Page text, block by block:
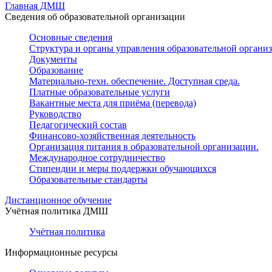
Главная ДМШ
Сведения об образовательной организации
Основные сведения
Структура и органы управления образовательной
Документы
Образование
Материально-техн. обеспечение. Доступная среда.
Платные образовательные услуги
Вакантные места для приёма (перевода)
Руководство
Педагогический состав
Финансово-хозяйственная деятельность
Организация питания в образовательной организации.
Международное сотрудничество
Стипендии и меры поддержки обучающихся
Образовательные стандарты
Дистанционное обучение
Учётная политика ДМШ
Учётная политика
Информационные ресурсы